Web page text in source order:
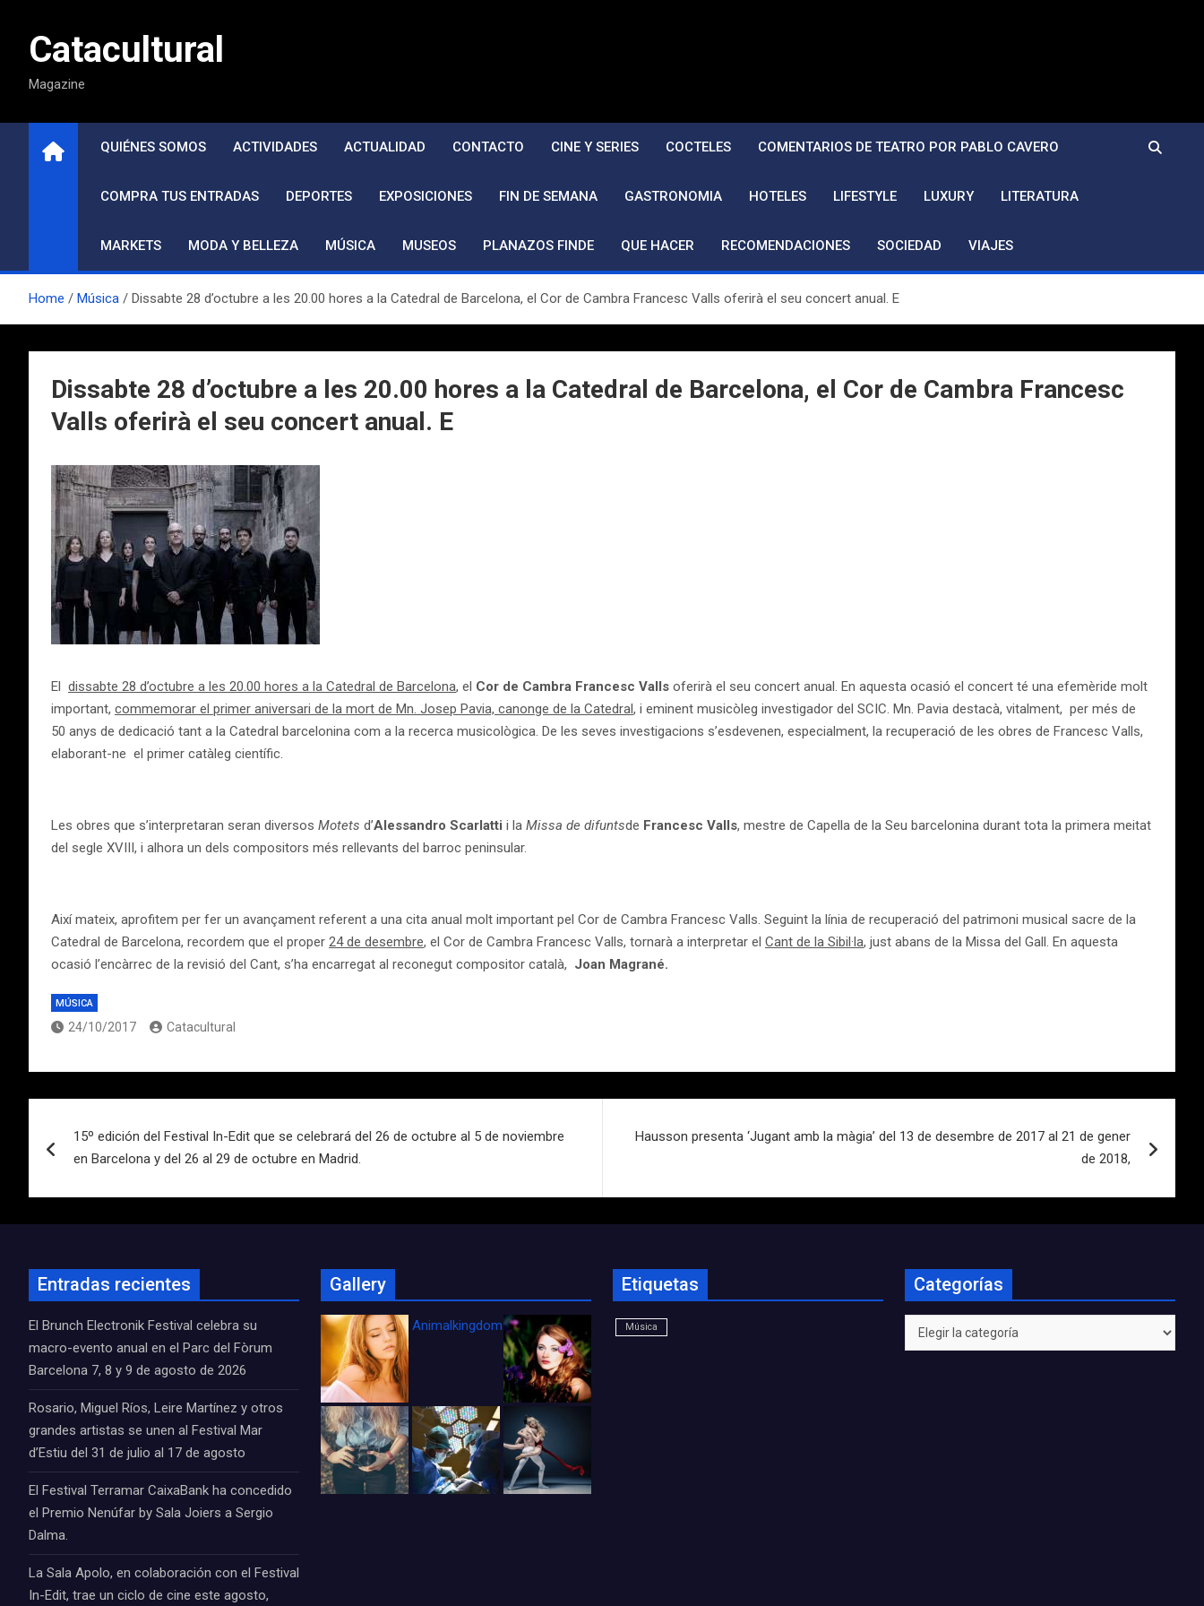
contenidoCatacultural
Magazine
QUIÉNES SOMOS ACTIVIDADES ACTUALIDAD CONTACTO CINE Y SERIES COCTELES COMENTARIOS DE TEATRO POR PABLO CAVERO
COMPRA TUS ENTRADAS DEPORTES EXPOSICIONES FIN DE SEMANA GASTRONOMIA HOTELES LIFESTYLE LUXURY LITERATURA
MARKETS MODA Y BELLEZA MÚSICA MUSEOS PLANAZOS FINDE QUE HACER RECOMENDACIONES SOCIEDAD VIAJES
Home Música Dissabte 28 d’octubre a les 20.00 hores a la Catedral de Barcelona, el Cor de Cambra Francesc Valls oferirà el seu concert anual. E
Dissabte 28 d’octubre a les 20.00 hores a la Catedral de Barcelona, el Cor de Cambra Francesc
Valls oferirà el seu concert anual. E
El dissabte 28 d’octubre a les 20.00 hores a la Catedral de Barcelona, el Cor de Cambra Francesc Valls oferirà el seu concert anual. En aquesta ocasió el concert té una efemèride molt
important, commemorar el primer aniversari de la mort de Mn. Josep Pavia, canonge de la Catedral, i eminent musicòleg investigador del SCIC. Mn. Pavia destacà, vitalment, per més de
50 anys de dedicació tant a la Catedral barcelonina com a la recerca musicològica. De les seves investigacions s’esdevenen, especialment, la recuperació de les obres de Francesc Valls,
elaborant-ne el primer catàleg científic.
Les obres que s’interpretaran seran diversos Motets d’Alessandro Scarlatti i la Missa de difuntsde Francesc Valls, mestre de Capella de la Seu barcelonina durant tota la primera meitat
del segle XVIII, i alhora un dels compositors més rellevants del barroc peninsular.
Així mateix, aprofitem per fer un avançament referent a una cita anual molt important pel Cor de Cambra Francesc Valls. Seguint la línia de recuperació del patrimoni musical sacre de la
Catedral de Barcelona, recordem que el proper 24 de desembre, el Cor de Cambra Francesc Valls, tornarà a interpretar el Cant de la Sibil·la, just abans de la Missa del Gall. En aquesta
ocasió l’encàrrec de la revisió del Cant, s’ha encarregat al reconegut compositor català, Joan Magrané.
MÚSICA
24/10/2017 Catacultural
de
entradas
15º edición del Festival In-Edit que se celebrará del 26 de octubre al 5 de noviembre
en Barcelona y del 26 al 29 de octubre en Madrid.
Hausson presenta ‘Jugant amb la màgia’ del 13 de desembre de 2017 al 21 de gener
de 2018,
Entradas recientes
El Brunch Electronik Festival celebra su
macro-evento anual en el Parc del Fòrum
Barcelona 7, 8 y 9 de agosto de 2026
Rosario, Miguel Ríos, Leire Martínez y otros
grandes artistas se unen al Festival Mar
d’Estiu del 31 de julio al 17 de agosto
El Festival Terramar CaixaBank ha concedido
el Premio Nenúfar by Sala Joiers a Sergio
Dalma.
La Sala Apolo, en colaboración con el Festival
In-Edit, trae un ciclo de cine este agosto,
Gallery
Animalkingdom_FichaCine
Etiquetas
Música
Categorías
Categorías